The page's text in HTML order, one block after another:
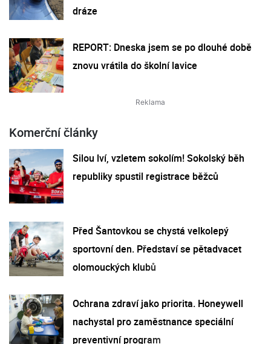
dráze
REPORT: Dneska jsem se po dlouhé době
znovu vrátila do školní lavice
Komerční články
Silou lví, vzletem sokolím! Sokolský běh
republiky spustil registrace běžců
Před Šantovkou se chystá velkolepý
sportovní den. Představí se pětadvacet
olomouckých klubů
Ochrana zdraví jako priorita. Honeywell
nachystal pro zaměstnance speciální
preventivní program